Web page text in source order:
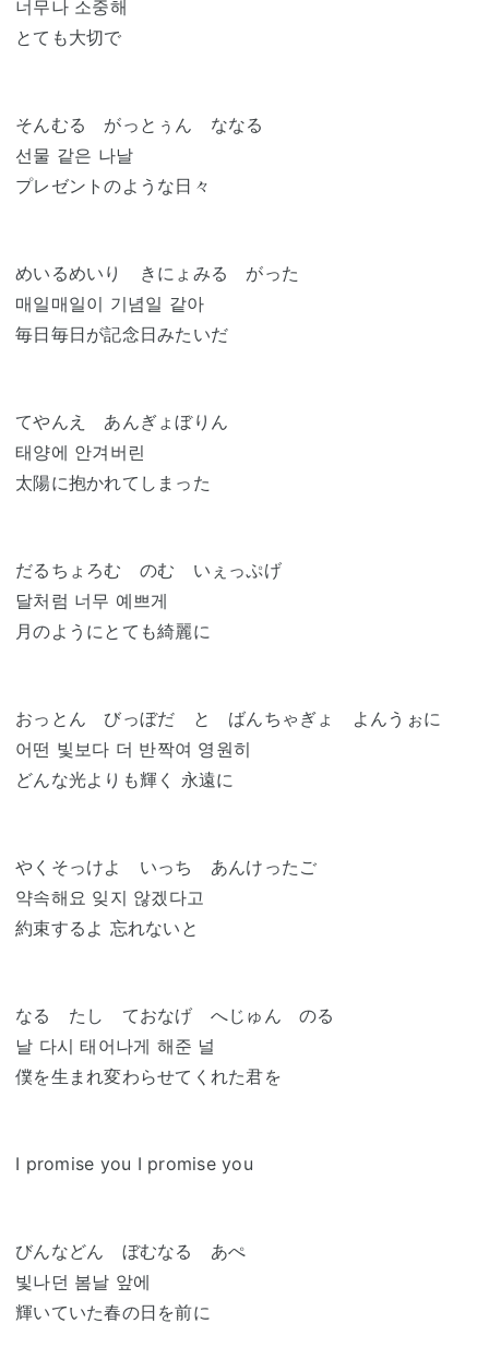
너무나 소중해
とても大切で
そんむる がっとぅん ななる
선물 같은 나날
プレゼントのような日々
めいるめいり きにょみる がった
매일매일이 기념일 같아
毎日毎日が記念日みたいだ
てやんえ あんぎょぼりん
태양에 안겨버린
太陽に抱かれてしまった
だるちょろむ のむ いぇっぷげ
달처럼 너무 예쁘게
月のようにとても綺麗に
おっとん びっぼだ と ばんちゃぎょ よんうぉに
어떤 빛보다 더 반짝여 영원히
どんな光よりも輝く 永遠に
やくそっけよ いっち あんけったご
약속해요 잊지 않겠다고
約束するよ 忘れないと
なる たし ておなげ へじゅん のる
날 다시 태어나게 해준 널
僕を生まれ変わらせてくれた君を
I promise you I promise you
びんなどん ぼむなる あぺ
빛나던 봄날 앞에
輝いていた春の日を前に